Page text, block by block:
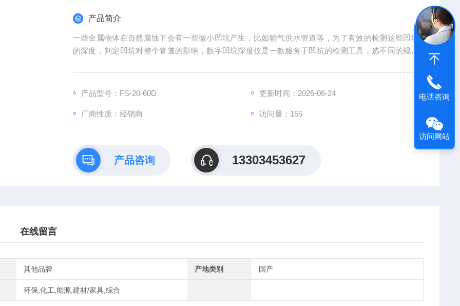
产品简介
一些金属物体在自然腐蚀下会有一些微小凹坑产生，比如输气供水管道等，为了有效的检测这些凹坑
的深度，判定凹坑对整个管道的影响，数字凹坑深度仪是一款服务于凹坑的检测工具，选不同的规格
产品型号：FS-20-60D
更新时间：2026-06-24
厂商性质：经销商 访问量：155
产品咨询 13303453627
在线留言
其他品牌 产地类别 国产
环保,化工,能源,建材/家具,综合
电话咨询
访问网站